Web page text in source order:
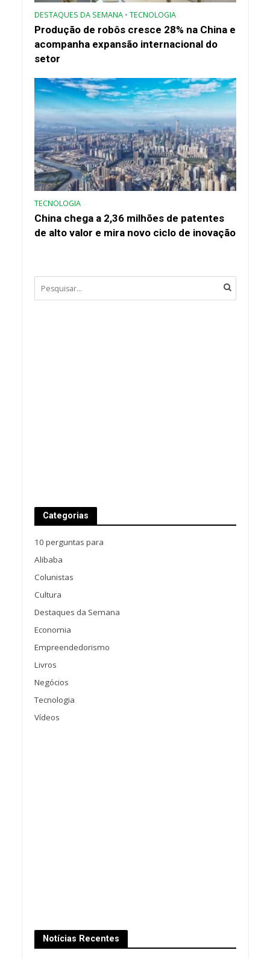
DESTAQUES DA SEMANA • TECNOLOGIA
Produção de robôs cresce 28% na China e
acompanha expansão internacional do
setor
TECNOLOGIA
China chega a 2,36 milhões de patentes
de alto valor e mira novo ciclo de inovação
Categorias
10 perguntas para
Alibaba
Colunistas
Cultura
Destaques da Semana
Economia
Empreendedorismo
Livros
Negócios
Tecnologia
Vídeos
Notícias Recentes